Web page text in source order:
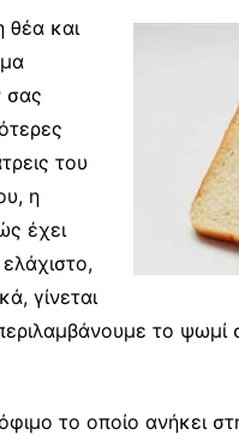
θέα και
σας
του
η
έχει
γίνεται
το ψωμί
το οποίο ανήκει